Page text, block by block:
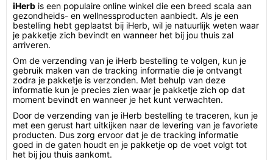
iHerb is een populaire online winkel die een breed scala aan
gezondheids- en wellnessproducten aanbiedt. Als je een
bestelling hebt geplaatst bij iHerb, wil je natuurlijk weten waar
je pakketje zich bevindt en wanneer het bij jou thuis zal
arriveren.
Om de verzending van je iHerb bestelling te volgen, kun je
gebruik maken van de tracking informatie die je ontvangt
zodra je pakketje is verzonden. Met behulp van deze
informatie kun je precies zien waar je pakketje zich op dat
moment bevindt en wanneer je het kunt verwachten.
Door de verzending van je iHerb bestelling te traceren, kun je
met een gerust hart uitkijken naar de levering van je favoriete
producten. Dus zorg ervoor dat je de tracking informatie
goed in de gaten houdt en je pakketje op de voet volgt tot
het bij jou thuis aankomt.